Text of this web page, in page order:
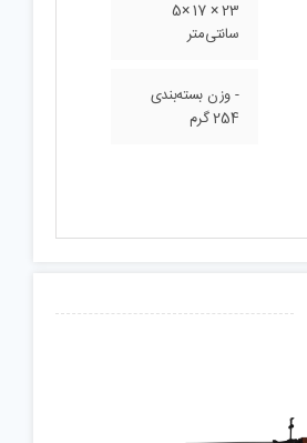
23 × 17 ×5
سانتی‌متر
- وزن بسته‌بندی
254 گرم